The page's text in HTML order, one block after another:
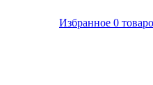
Избранное 0